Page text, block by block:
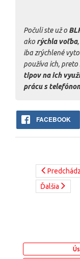
Počuli ste už o
ako rýchla voľba
iba zrýchlené
používa ich,
tipov na ich
prácu s
FACEBOOK
Ďalšia